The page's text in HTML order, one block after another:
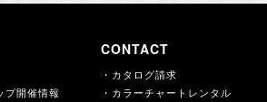
プ開催情報
CONTACT
・カタログ請求
・カラーチャートレンタル